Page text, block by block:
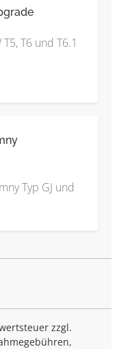
T6 und T6.1
Typ GJ und
zzgl.